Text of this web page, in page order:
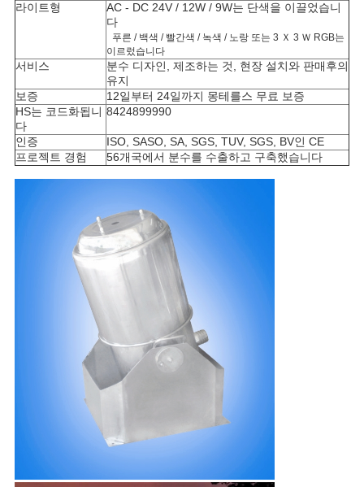
라이트형
AC - DC 24V / 12W / 9W는 단색을 이끌었습니
다
푸른 / 백색 / 빨간색 / 녹색 / 노랑 또는 3 Ｘ 3 Ｗ RGB는
이르렀습니다
서비스
분수 디자인, 제조하는 것, 현장 설치와 판매후의
유지
보증
12일부터 24일까지 몽테를스 무료 보증
HS는 코드화됩니
다
8424899990
인증
ISO, SASO, SA, SGS, TUV, SGS, BV인 CE
프로젝트 경험
56개국에서 분수를 수출하고 구축했습니다